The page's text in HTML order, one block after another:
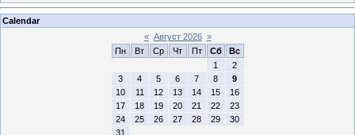
Calendar
« Август 2026 »
Пн
Вт Ср Чт Пт Сб
Вс
1
2
3
4 5 6 7 8
9
10
11 12 13 14 15
16
17
18 19 20 21 22
23
24
25 26 27 28 29
30
31